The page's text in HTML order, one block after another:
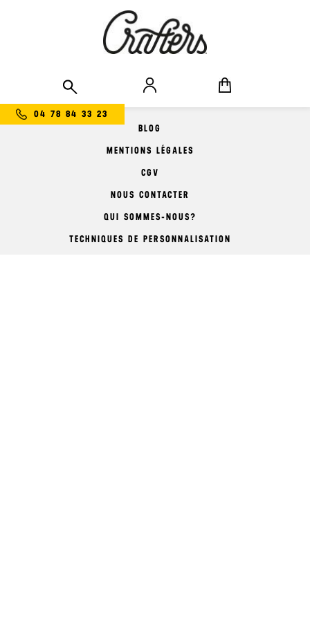
04 78 84 33 23
BLOG
MENTIONS LÉGALES
CGV
NOUS CONTACTER
QUI SOMMES-NOUS?
TECHNIQUES DE PERSONNALISATION